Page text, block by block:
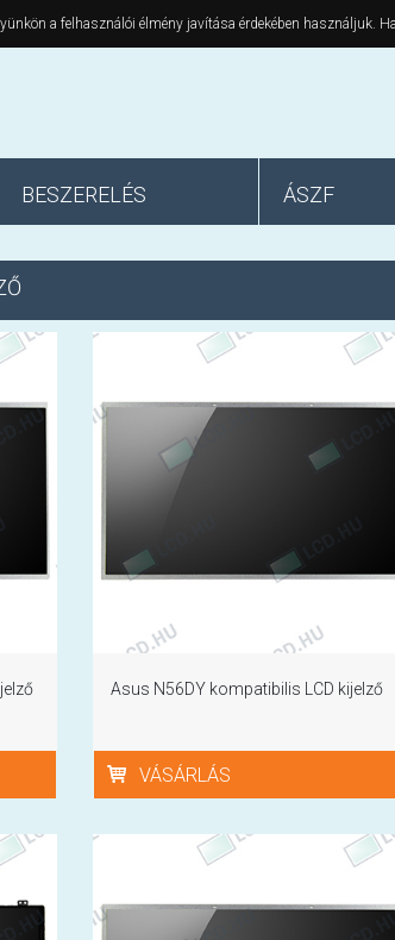
a felhasználói élmény javítása érdekében használjuk.
BESZERELÉS ÁSZF
Asus N56DY kompatibilis LCD kijelző
VÁSÁRLÁS